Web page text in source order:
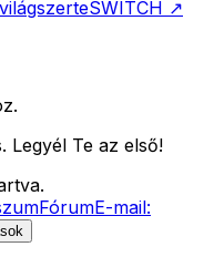
SWITCH ↗
Legyél Te az első!
FórumE-mail: